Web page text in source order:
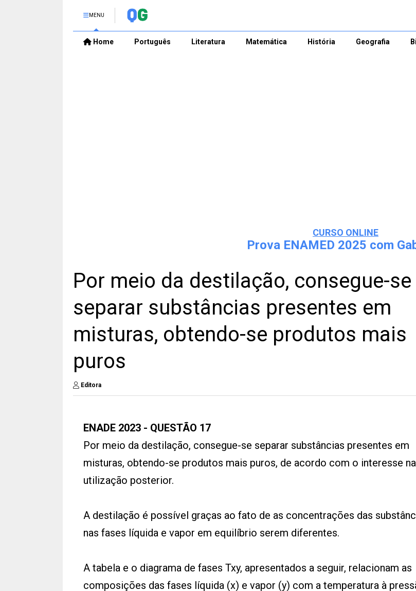
MENU
Home Português Literatura Matemática História Geografia
CURSO ONLINE
Prova ENAMED 2025 com
Por meio da destilação, consegue-se
separar substâncias presentes em
misturas, obtendo-se produtos mais
puros
Editora
ENADE 2023 - QUESTÃO 17
Por meio da destilação, consegue-se separar substâncias presentes em
misturas, obtendo-se produtos mais puros, de acordo com o interesse
utilização posterior.
A destilação é possível graças ao fato de as concentrações das
nas fases líquida e vapor em equilíbrio serem diferentes.
A tabela e o diagrama de fases Txy, apresentados a seguir, relacionam as
composições das fases líquida (x) e vapor (y) com a temperatura à